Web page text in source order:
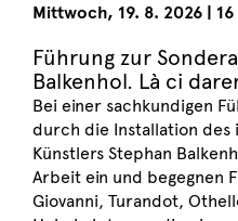
Mittwoch, 19. 8. 2026 |
Führung zur
Balkenhol. Là ci
Bei einer sachkundigen
durch die Installation
Künstlers Stephan
Arbeit ein und begegnen
Giovanni, Turandot,